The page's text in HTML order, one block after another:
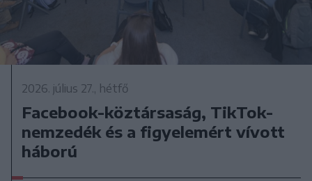
2026. július 27., hétfő
Facebook-köztársaság, TikTok-
nemzedék és a figyelemért vívott
háború